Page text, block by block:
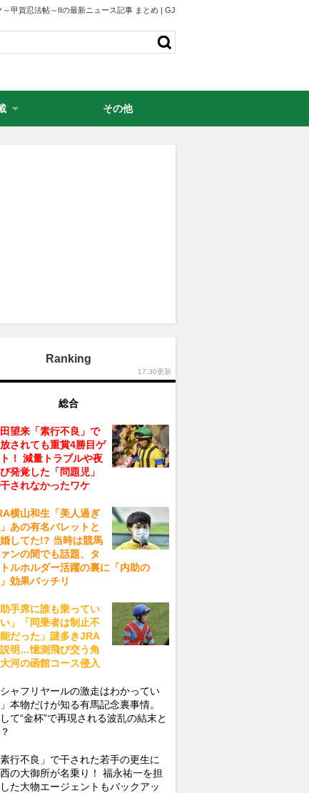
～甲賀忍法帖～IIの最新ニュース記事 まとめ | GJ
Ranking
17:30更新
総合
望来「素行不良」で
されても重賞4勝目ゲ
！ 減量トラブルや夜
発覚した「問題児」
されなかったワケ
横山和生「美人過ぎ
あの有名バレットと
してた!? 当時は競馬
ンの間でも話題、タ
ルホルダー活躍の裏に「内助の
効果バッチリ
助手席に誰も乗ってい
」「同乗者は制止不
だった」謎多きJRA
明…憶測飛び交う角
河の函館コース侵入
シャフリヤールの激走はわかってい
本物だけが知る有馬記念裏事情。
て“金杯”で再現される波乱の結末と
素行不良」で干された若手の更生に
の大御所が名乗り！ 福永祐一を担
た大物エージェントもバックアッ
その他